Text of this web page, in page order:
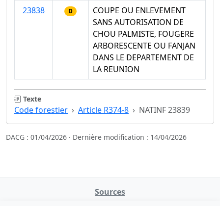
23838
D
COUPE OU ENLEVEMENT
SANS AUTORISATION DE
CHOU PALMISTE, FOUGERE
ARBORESCENTE OU FANJAN
DANS LE DEPARTEMENT DE
LA REUNION
Texte
Code forestier Article R374-8 NATINF 23839
DACG : 01/04/2026 · Dernière modification : 14/04/2026
Sources